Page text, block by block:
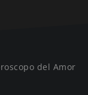
del Amor